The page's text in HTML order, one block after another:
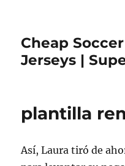
Cheap
Jerseys |
plantilla
Así, Laura tiró de